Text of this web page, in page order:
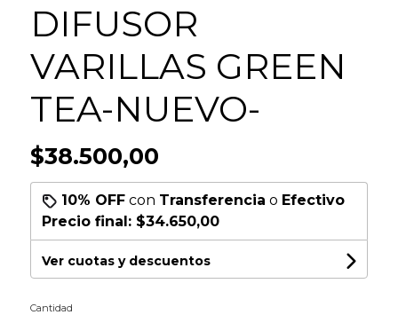
DIFUSOR
VARILLAS GREEN
TEA-NUEVO-
$38.500,00
10% OFFcon Transferencia o Efectivo
Precio final: $34.650,00
Ver cuotas y descuentos
Cantidad